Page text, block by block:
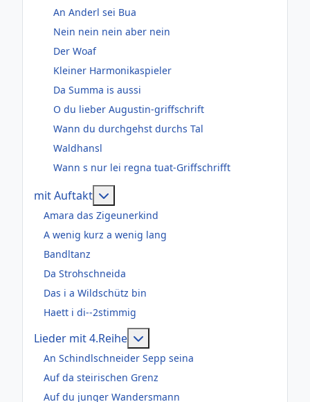
An Anderl sei Bua
Nein nein nein aber nein
Der Woaf
Kleiner Harmonikaspieler
Da Summa is aussi
O du lieber Augustin-griffschrift
Wann du durchgehst durchs Tal
Waldhansl
Wann s nur lei regna tuat-Griffschrifft
mit Auftakt
Amara das Zigeunerkind
A wenig kurz a wenig lang
Bandltanz
Da Strohschneida
Das i a Wildschütz bin
Haett i di--2stimmig
Lieder mit 4.Reihe
An Schindlschneider Sepp seina
Auf da steirischen Grenz
Auf du junger Wandersmann